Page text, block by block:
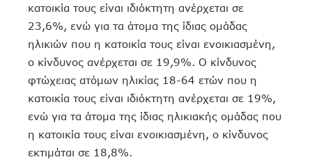
κατοικία τους είναι ιδιόκτητη ανέρχεται σε
23,6%, ενώ για τα άτομα της ίδιας ομάδας
ηλικιών που η κατοικία τους είναι ενοικιασμένη,
ο κίνδυνος ανέρχεται σε 19,9%. Ο κίνδυνος
φτώχειας ατόμων ηλικίας 18-64 ετών που η
κατοικία τους είναι ιδιόκτητη ανέρχεται σε 19%,
ενώ για τα άτομα της ίδιας ηλικιακής ομάδας που
η κατοικία τους είναι ενοικιασμένη, ο κίνδυνος
εκτιμάται σε 18,8%.